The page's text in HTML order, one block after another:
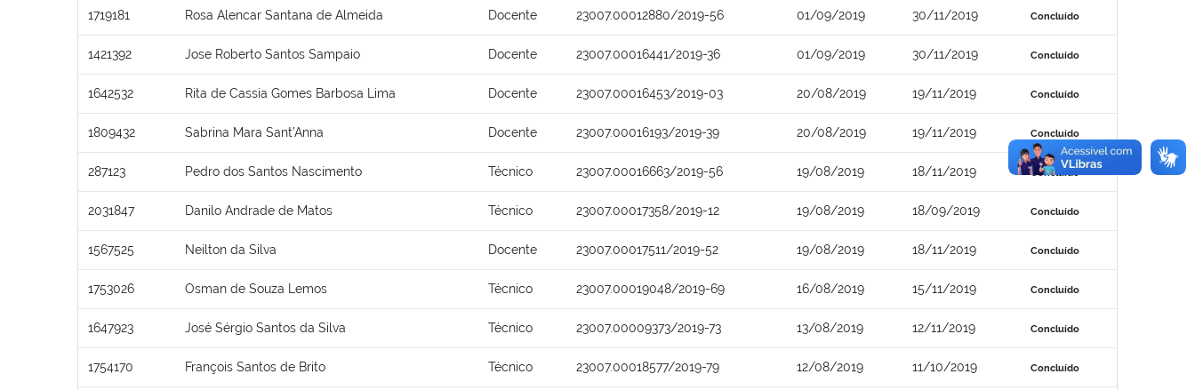
1719181 Rosa Alencar Santana de Almeida Docente 23007.00012880/2019-56 01/09/2019 30/11/2019 Concluído
1421392 Jose Roberto Santos Sampaio Docente 23007.00016441/2019-36 01/09/2019 30/11/2019 Concluído
1642532 Rita de Cassia Gomes Barbosa Lima Docente 23007.00016453/2019-03 20/08/2019 19/11/2019 Concluído
1809432 Sabrina Mara Sant’Anna Docente 23007.00016193/2019-39 20/08/2019 19/11/2019 Concluído
287123 Pedro dos Santos Nascimento Técnico 23007.00016663/2019-56 19/08/2019 18/11/2019 Concluído
2031847 Danilo Andrade de Matos Técnico 23007.00017358/2019-12 19/08/2019 18/09/2019 Concluído
1567525 Neilton da Silva Docente 23007.00017511/2019-52 19/08/2019 18/11/2019 Concluído
1753026 Osman de Souza Lemos Técnico 23007.00019048/2019-69 16/08/2019 15/11/2019 Concluído
1647923 José Sérgio Santos da Silva Técnico 23007.00009373/2019-73 13/08/2019 12/11/2019 Concluído
1754170 François Santos de Brito Técnico 23007.00018577/2019-79 12/08/2019 11/10/2019 Concluído